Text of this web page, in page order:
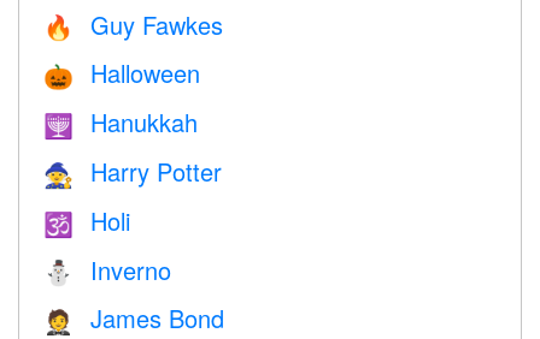
🔥 Guy Fawkes
🎃 Halloween
🕎 Hanukkah
🧙 Harry Potter
🕉 Holi
⛄ Inverno
🤵 James Bond